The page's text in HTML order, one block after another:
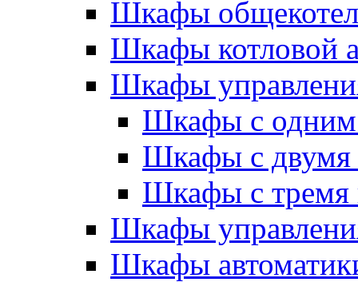
Шкафы
Шкафы котловой
Шкафы
Шкафы с одним
Шкафы с двумя
Шкафы с тремя
Шкафы
Шкафы